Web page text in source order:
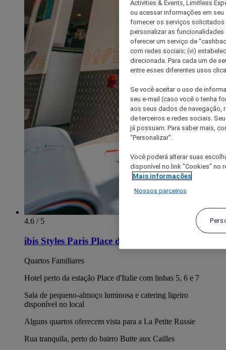
4.6 / 5
ibis Styles Paris Place d'Italie Butte aux Cailles
Quartos Familiares
Hotel perto da estação Place d'Italie com linhas 5, 6 e 7
Sala de pequeno-almoço luminosa e catering ligeiro
disponível no local
Alguns quartos oferecem vista para a La Petite Russie
Rua tranquila, perto do bairro Butte aux Cailles
Activities & Events, Limitless
ou acessar informações em
fornecer os serviços solicitados
personalizar as
oferecer um serviço de
com redes sociais; (vi)
direcionada. Para cada um de
entre esses diferentes usos
Se você aceitar o uso de
seu e-mail (caso você o tenha
aos seus dados de navegação,
de terceiros e redes sociais.
já possuam. Para saber mais,
“Personalizar”.
Você poderá alterar suas
disponível no link "Cookies" no
Mais informações
Nossos parceiros